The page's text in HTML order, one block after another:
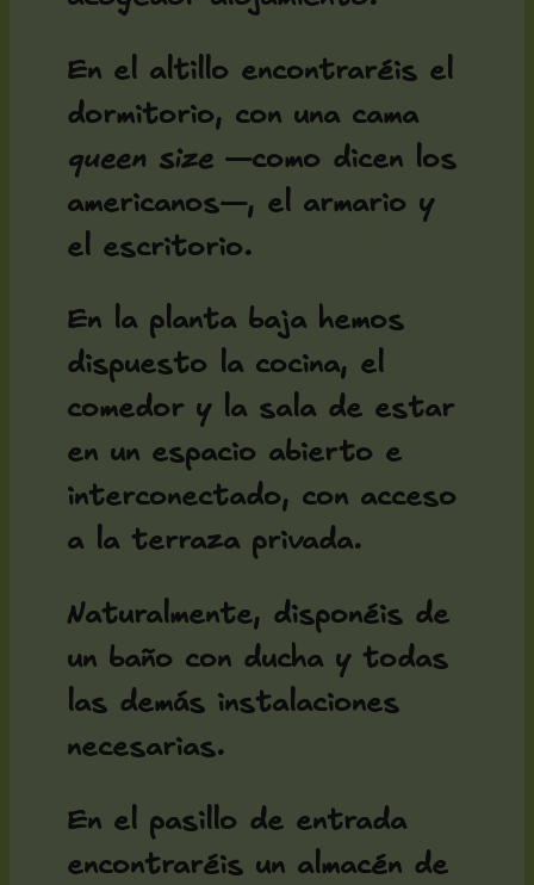
En el altillo encontraréis el
dormitorio, con una cama
queen size—como dicen los
americanos—, el armario y
el escritorio.
En la planta baja hemos
dispuesto la cocina, el
comedor y la sala de estar
en un espacio abierto e
interconectado, con acceso
a la terraza privada.
Naturalmente, disponéis de
un baño con ducha y todas
las demás instalaciones
necesarias.
En el pasillo de entrada
encontraréis un almacén de